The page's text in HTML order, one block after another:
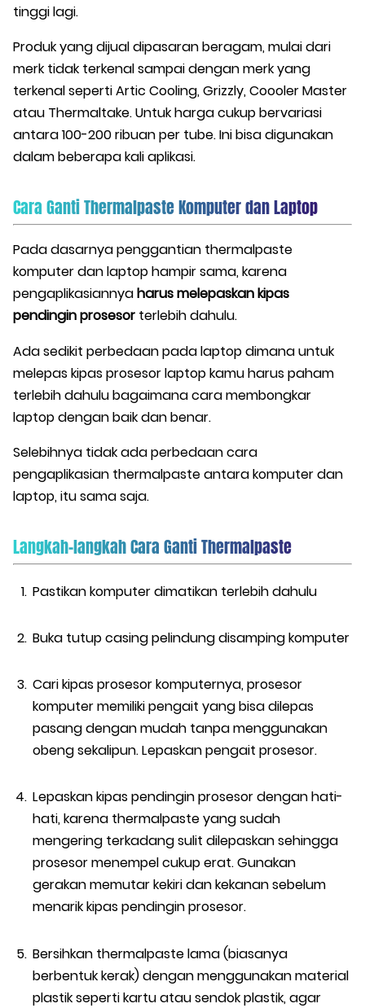
tinggi lagi.
Produk yang dijual dipasaran beragam, mulai dari
merk tidak terkenal sampai dengan merk yang
terkenal seperti Artic Cooling, Grizzly, Coooler Master
atau Thermaltake. Untuk harga cukup bervariasi
antara 100-200 ribuan per tube. Ini bisa digunakan
dalam beberapa kali aplikasi.
Cara Ganti Thermalpaste Komputer dan Laptop
Pada dasarnya penggantian thermalpaste
komputer dan laptop hampir sama, karena
pengaplikasiannyaharus melepaskan kipas
pendingin prosesor terlebih dahulu.
Ada sedikit perbedaan pada laptop dimana untuk
melepas kipas prosesor laptop kamu harus paham
terlebih dahulu bagaimana cara membongkar
laptop dengan baik dan benar.
Selebihnya tidak ada perbedaan cara
pengaplikasian thermalpaste antara komputer dan
laptop, itu sama saja.
Langkah-langkah Cara Ganti Thermalpaste
Pastikan komputer dimatikan terlebih dahulu
Buka tutup casing pelindung disamping komputer
Cari kipas prosesor komputernya, prosesor
komputer memiliki pengait yang bisa dilepas
pasang dengan mudah tanpa menggunakan
obeng sekalipun. Lepaskan pengait prosesor.
Lepaskan kipas pendingin prosesor dengan hati-
hati, karena thermalpaste yang sudah
mengering terkadang sulit dilepaskan sehingga
prosesor menempel cukup erat. Gunakan
gerakan memutar kekiri dan kekanan sebelum
menarik kipas pendingin prosesor.
Bersihkan thermalpaste lama (biasanya
berbentuk kerak) dengan menggunakan material
plastik seperti kartu atau sendok plastik, agar